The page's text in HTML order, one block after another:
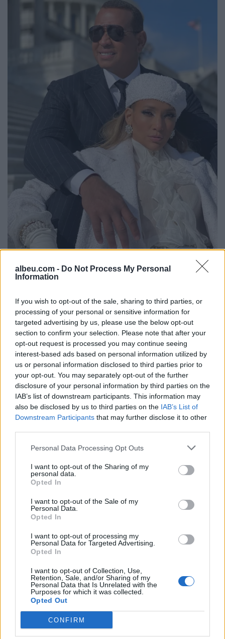
albeu.com - Do Not Process My Personal
Information
If you wish to opt-out of the sale, sharing to third parties, or
processing of your personal or sensitive information for
targeted advertising by us, please use the below opt-out
section to confirm your selection. Please note that after your
opt-out request is processed you may continue seeing
interest-based ads based on personal information utilized by
us or personal information disclosed to third parties prior to
your opt-out. You may separately opt-out of the further
disclosure of your personal information by third parties on the
IAB’s list of downstream participants. This information may
also be disclosed by us to third parties on the IAB’s List of
Downstream Participants that may further disclose it to other
Personal Data Processing Opt Outs
I want to opt-out of the Sharing of my
personal data.
Opted In
I want to opt-out of the Sale of my
Personal Data.
Opted In
I want to opt-out of processing my
Personal Data for Targeted Advertising.
Opted In
I want to opt-out of Collection, Use,
Retention, Sale, and/or Sharing of my
Personal Data that Is Unrelated with the
Purposes for which it was collected.
Opted Out
CONFIRM